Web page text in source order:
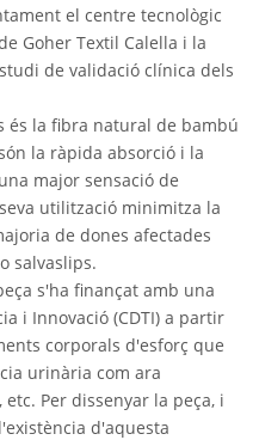
el centre tecnològic
Goher Textil Calella i la
de validació clínica dels
és la fibra natural de bambú
la ràpida absorció i la
major sensació de
utilització minimitza la
de dones afectades
salvaslips.
s'ha finançat amb una
i Innovació (CDTI) a partir
corporals d'esforç que
urinària com ara
Per dissenyar la peça, i
d'aquesta